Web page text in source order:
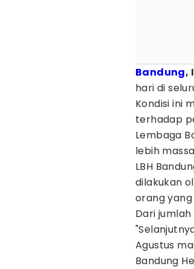
Bandung,
hari di
Kondisi ini
terhadap
Lembaga
lebih
LBH
dilakukan
orang
Dari
Agustus
Bandung